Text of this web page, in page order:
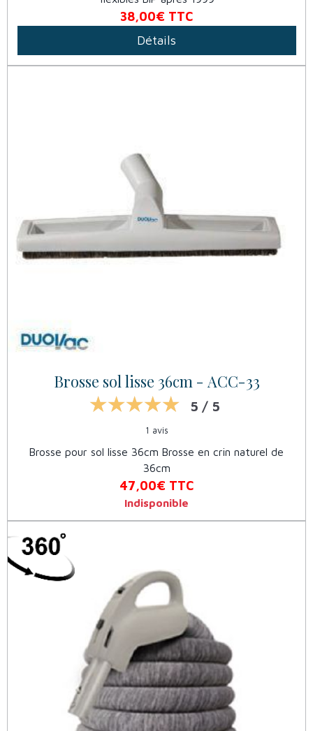
38,00€ TTC
Détails
Brosse sol lisse 36cm - ACC-33
5 / 5
1 avis
Brosse pour sol lisse 36cm Brosse en crin naturel de
36cm
47,00€ TTC
Indisponible